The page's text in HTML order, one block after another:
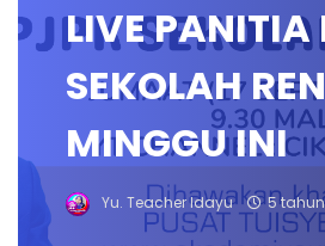
LIVE PANITIA
SEKOLAH
MINGGU INI
Yu. Teacher Idayu 5